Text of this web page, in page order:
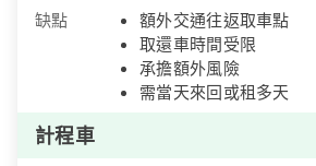
缺點
額外交通往返取車點
取還車時間受限
承擔額外風險
需當天來回或租多天
計程車